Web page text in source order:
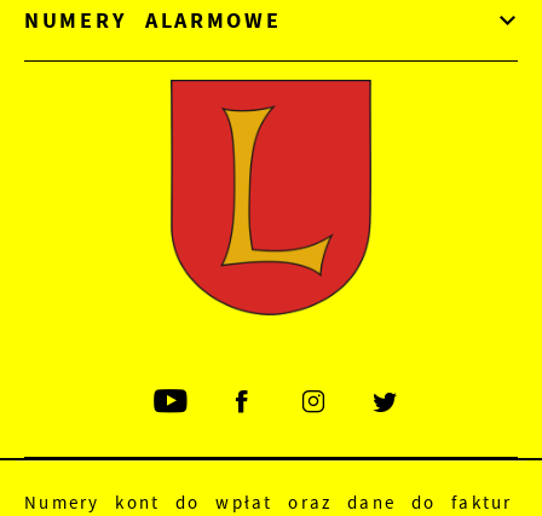
NUMERY ALARMOWE
Numery kont do wpłat oraz dane do faktur